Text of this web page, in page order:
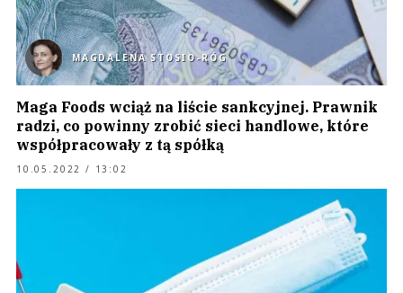
MAGDALENA STOSIO-RÓG
Maga Foods wciąż na liście sankcyjnej. Prawnik
radzi, co powinny zrobić sieci handlowe, które
współpracowały z tą spółką
10.05.2022 / 13:02